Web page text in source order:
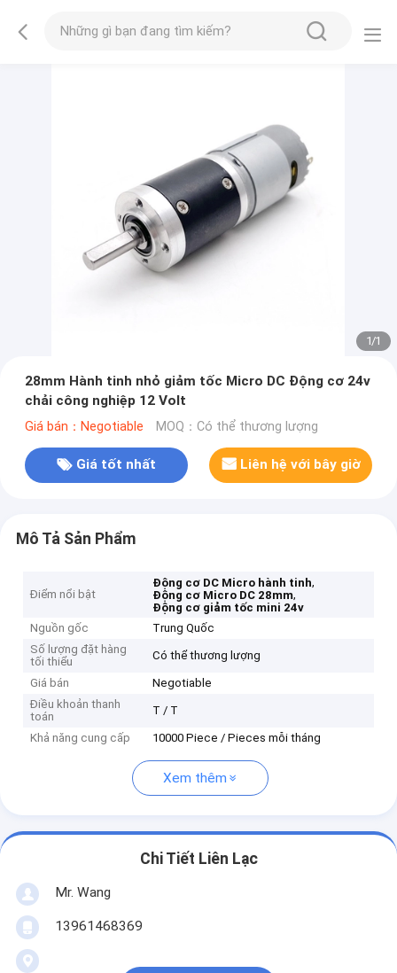
1/1
28mm Hành tinh nhỏ giảm tốc Micro DC Động cơ 24v
chải công nghiệp 12 Volt
Giá bán：Negotiable MOQ：Có thể thương lượng
Giá tốt nhất Liên hệ với bây giờ
Mô Tả Sản Phẩm
Điểm nổi bật
Động cơ DC Micro hành tinh,
Động cơ Micro DC 28mm,
Động cơ giảm tốc mini 24v
Nguồn gốc
Trung Quốc
Số lượng đặt hàng
tối thiểu
Có thể thương lượng
Giá bán
Negotiable
Điều khoản thanh
toán
T / T
Khả năng cung cấp 10000 Piece / Pieces mỗi tháng
Xem thêm
Chi Tiết Liên Lạc
Mr. Wang
13961468369